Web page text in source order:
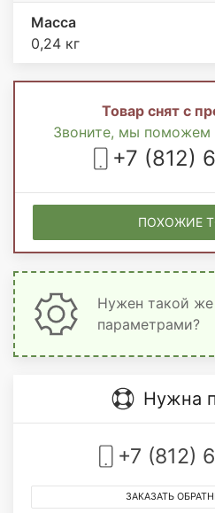
Масса
0,24 кг
Товар снят с
Звоните, мы поможем
+7 (812)
ПОХОЖИЕ
Нужен такой
параметрами?
Нужна
+7 (812)
ЗАКАЗАТЬ